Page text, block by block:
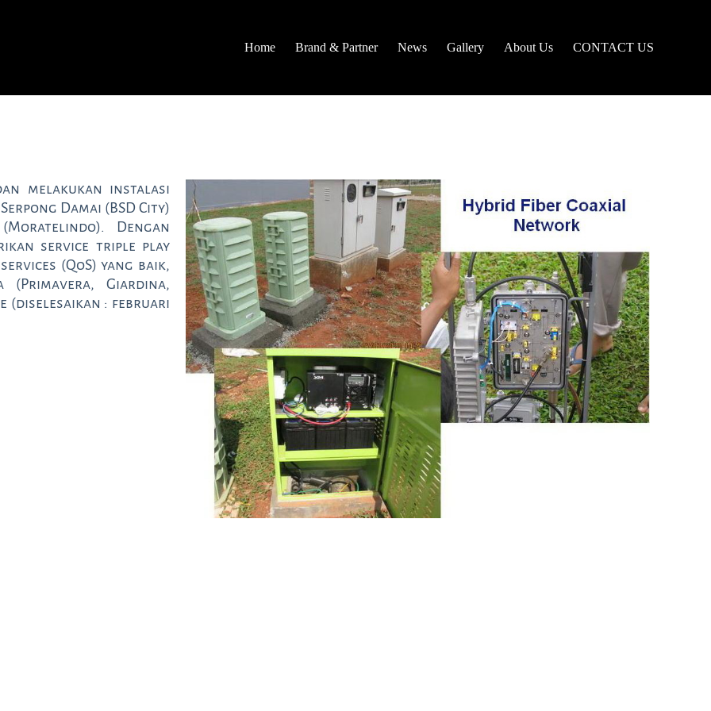
Home Brand & Partner News Gallery About Us CONTACT US
melakukan instalasi
Damai (BSD City)
Dengan
service triple play
(QoS) yang baik,
(Primavera, Giardina,
(diselesaikan : februari